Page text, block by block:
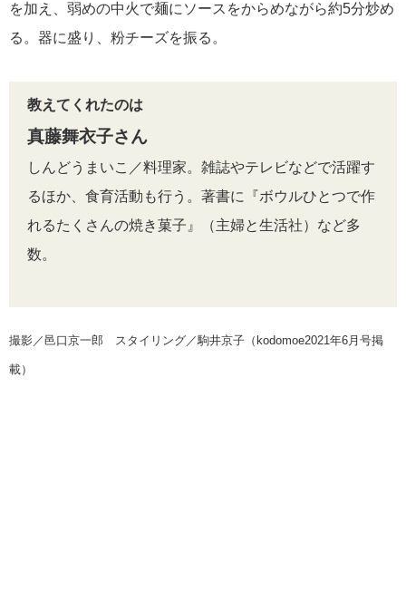
を加え、弱めの中火で麺にソースをからめながら約5分炒め
る。器に盛り、粉チーズを振る。
教えてくれたのは
真藤舞衣子さん
しんどうまいこ／料理家。雑誌やテレビなどで活躍す
るほか、食育活動も行う。著書に『ボウルひとつで作
れるたくさんの焼き菓子』（主婦と生活社）など多
数。
撮影／邑口京一郎 スタイリング／駒井京子（kodomoe2021年6月号掲
載）